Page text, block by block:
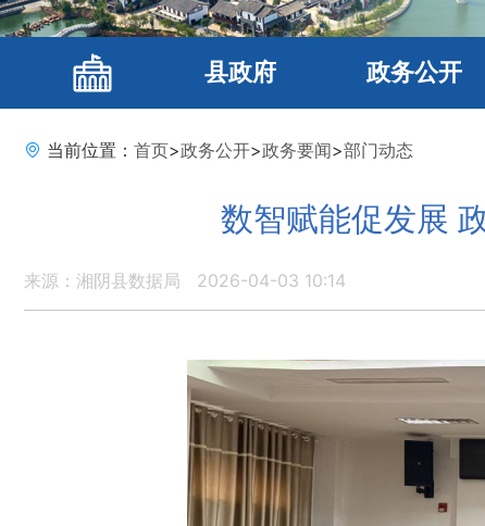
县政府 政务公开
当前位置： 首页>政务公开>政务要闻>部门动态
数智赋能促发展
来源：湘阴县数据局 2026-04-03 10:14